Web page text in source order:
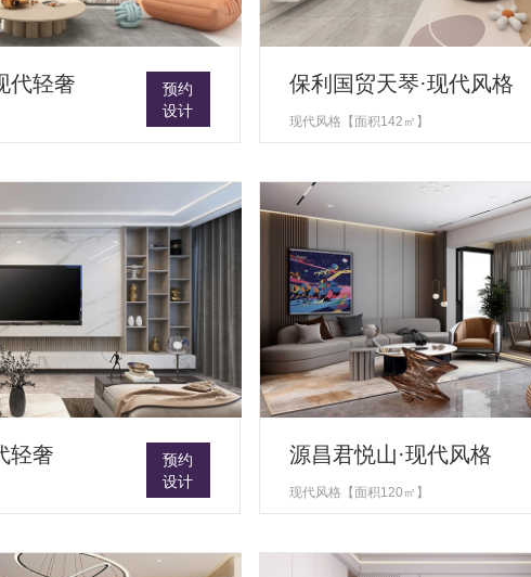
代轻奢
预约
设计
保利国贸天琴·现代风格
现代风格【面积142㎡】
轻奢
预约
设计
源昌君悦山·现代风格
现代风格【面积120㎡】